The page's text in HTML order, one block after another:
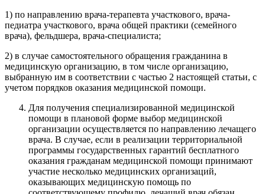
1) по направлению врача-терапевта участкового, врача-
педиатра участкового, врача общей практики (семейного
врача), фельдшера, врача-специалиста;
2) в случае самостоятельного обращения гражданина в
медицинскую организацию, в том числе организацию,
выбранную им в соответствии с частью 2 настоящей статьи, с
учетом порядков оказания медицинской помощи.
Для получения специализированной медицинской
помощи в плановой форме выбор медицинской
организации осуществляется по направлению лечащего
врача. В случае, если в реализации территориальной
программы государственных гарантий бесплатного
оказания гражданам медицинской помощи принимают
участие несколько медицинских организаций,
оказывающих медицинскую помощь по